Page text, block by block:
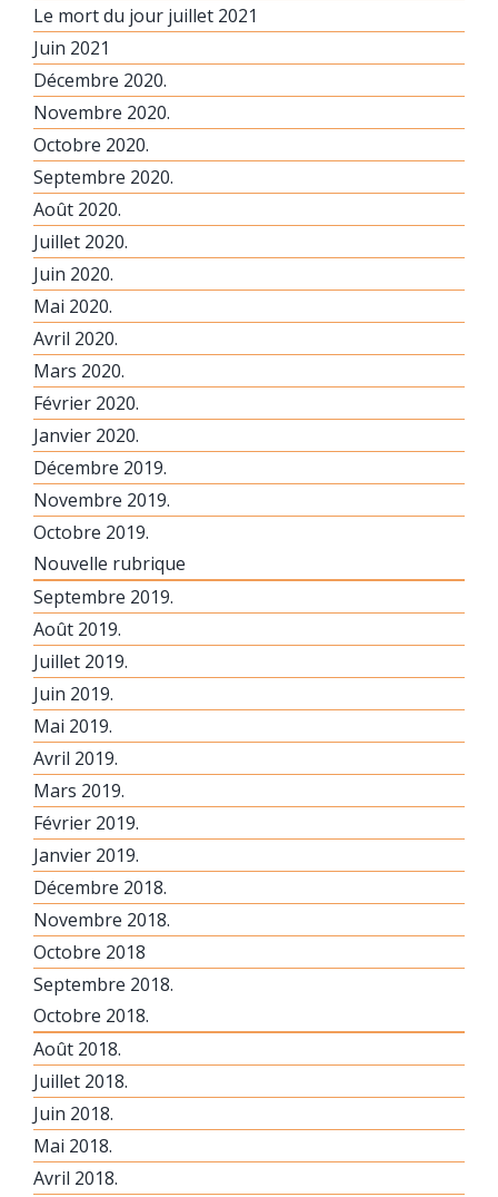
Le mort du jour juillet 2021
Juin 2021
Décembre 2020.
Novembre 2020.
Octobre 2020.
Septembre 2020.
Août 2020.
Juillet 2020.
Juin 2020.
Mai 2020.
Avril 2020.
Mars 2020.
Février 2020.
Janvier 2020.
Décembre 2019.
Novembre 2019.
Octobre 2019.
Nouvelle rubrique
Septembre 2019.
Août 2019.
Juillet 2019.
Juin 2019.
Mai 2019.
Avril 2019.
Mars 2019.
Février 2019.
Janvier 2019.
Décembre 2018.
Novembre 2018.
Octobre 2018
Septembre 2018.
Octobre 2018.
Août 2018.
Juillet 2018.
Juin 2018.
Mai 2018.
Avril 2018.